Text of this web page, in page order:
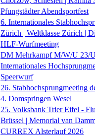
Pfungstädter Abendsportfest
6. Internationales
Zürich | Weltklasse Zürich |
HLF-Wurfmeeting
DM Mehrkampf M/W/U 23/
Internationales
Speerwurf
26. Stabhochsprungmeeting
4. Domspringen Wesel
25. Volksbank Trier Eifel -
Brüssel | Memorial van
CURREX Alsterlauf 2026